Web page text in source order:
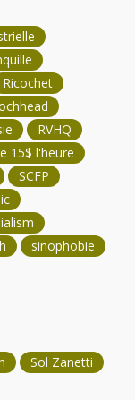
Ricochet
RVHQ
15$ l'heure
SCFP
sinophobie
Sol Zanetti